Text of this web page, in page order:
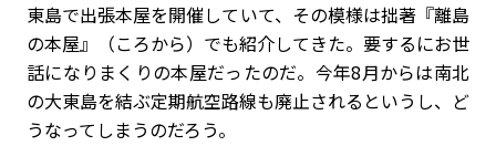
東島で出張本屋を開催していて、その模様は拙著『離島
の本屋』（ころから）でも紹介してきた。要するにお世
話になりまくりの本屋だったのだ。今年8月からは南北
の大東島を結ぶ定期航空路線も廃止されるというし、ど
うなってしまうのだろう。